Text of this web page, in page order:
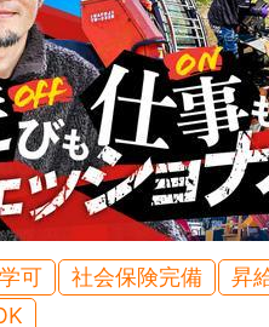
可 社会保険完備
昇